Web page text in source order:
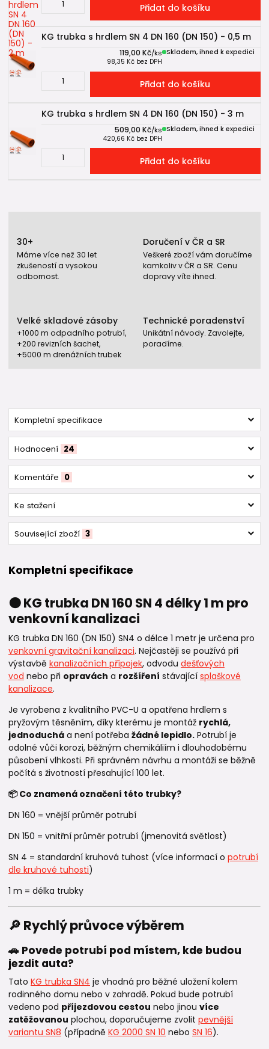
Přidat do košíku
KG trubka s hrdlem SN 4 DN 160 (DN 150) - 0,5 m
119,00 Kč/ks
98,35 Kč bez DPH
Skladem, ihned k expedici
Přidat do košíku
KG trubka s hrdlem SN 4 DN 160 (DN 150) - 3 m
509,00 Kč/ks
420,66 Kč bez DPH
Skladem, ihned k expedici
Přidat do košíku
30+
Máme více než 30 let
zkušeností a vysokou
odbornost.
Doručení v ČR a SR
Veškeré zboží vám doručíme
kamkoliv v ČR a SR. Cenu
dopravy víte ihned.
Velké skladové zásoby
+1000 m odpadního potrubí,
+200 revizních šachet,
+5000 m drenážních trubek
Technické poradenství
Unikátní návody. Zavolejte,
poradíme.
Kompletní specifikace
Hodnocení 24
Komentáře 0
Ke stažení
Související zboží 3
Kompletní specifikace
🟠 KG trubka DN 160 SN 4 délky 1 m pro
venkovní kanalizaci
KG trubka DN 160 (DN 150) SN4 o délce 1 metr je určena pro
venkovní gravitační kanalizaci. Nejčastěji se používá při
výstavbě kanalizačních přípojek, odvodu dešťových
vod nebo při opravách a rozšíření stávající splaškové
kanalizace.
Je vyrobena z kvalitního PVC-U a opatřena hrdlem s
pryžovým těsněním, díky kterému je montáž rychlá,
jednoduchá a není potřeba žádné lepidlo. Potrubí je
odolné vůči korozi, běžným chemikáliím i dlouhodobému
působení vlhkosti. Při správném návrhu a montáži se běžně
počítá s životností přesahující 100 let.
📦 Co znamená označení této trubky?
DN 160 = vnější průměr potrubí
DN 150 = vnitřní průměr potrubí (jmenovitá světlost)
SN 4 = standardní kruhová tuhost (více informací o potrubí
dle kruhové tuhosti)
1 m = délka trubky
🔎 Rychlý průvoce výběrem
🚗 Povede potrubí pod místem, kde budou
jezdit auta?
Tato KG trubka SN4 je vhodná pro běžné uložení kolem
rodinného domu nebo v zahradě. Pokud bude potrubí
vedeno pod příjezdovou cestou nebo jinou více
zatěžovanou plochou, doporučujeme zvolit pevnější
variantu SN8 (případně KG 2000 SN 10 nebo SN 16).